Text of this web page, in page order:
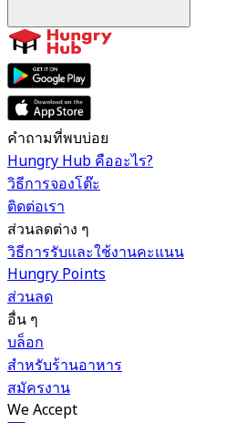
คำถามที่พบบ่อย
Hungry Hub คืออะไร?
วิธีการจองโต๊ะ
ติดต่อเรา
ส่วนลดต่าง ๆ
วิธีการรับและใช้งานคะแนน
Hungry Points
ส่วนลด
อื่น ๆ
บล็อก
สำหรับร้านอาหาร
สมัครงาน
We Accept